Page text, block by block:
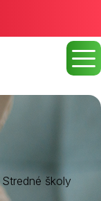
Stredné školy